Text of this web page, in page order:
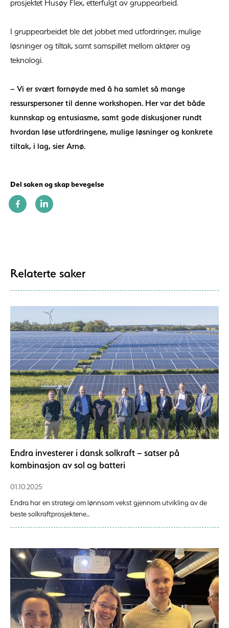
prosjektet Husøy Flex, etterfulgt av gruppearbeid.
I gruppearbeidet ble det jobbet med utfordringer, mulige
løsninger og tiltak, samt samspillet mellom aktører og
teknologi.
– Vi er svært fornøyde med å ha samlet så mange
ressurspersoner til denne workshopen. Her var det både
kunnskap og entusiasme, samt gode diskusjoner rundt
hvordan løse utfordringene, mulige løsninger og konkrete
tiltak, i lag, sier Arnø.
Del saken og skap bevegelse
Relaterte saker
Endra investerer i dansk solkraft – satser på
kombinasjon av sol og batteri
01.10.2025
Endra har en strategi om lønnsom vekst gjennom utvikling av de
beste solkraftprosjektene...